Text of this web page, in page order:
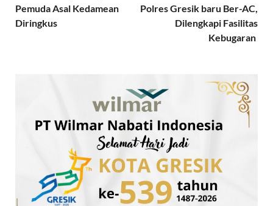
Pemuda Asal Kedamean
Diringkus
Polres Gresik baru Ber-AC,
Dilengkapi Fasilitas
Kebugaran